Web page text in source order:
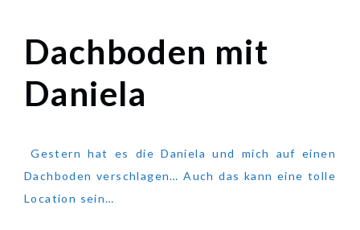
Dachboden mit
Daniela
Dachboden mit
Daniela
Gestern hat es die Daniela und mich auf einen
Dachboden verschlagen… Auch das kann eine tolle
Location sein…